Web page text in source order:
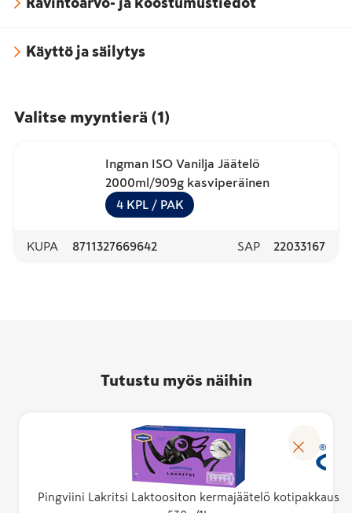
Ravintoarvo- ja koostumustiedot
Käyttö ja säilytys
Valitse myyntierä (1)
Ingman ISO Vanilja Jäätelö
2000ml/909g kasviperäinen
4 KPL / PAK
KUPA 8711327669642 SAP 22033167
Tutustu myös näihin
Pingviini Lakritsi Laktoositon kermajäätelö kotipakkaus